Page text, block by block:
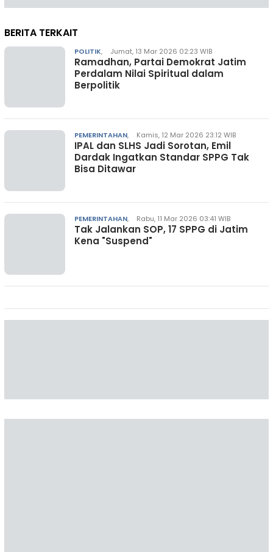
BERITA TERKAIT
POLITIK, Jumat, 13 Mar 2026 02:23 WIB
Ramadhan, Partai Demokrat Jatim
Perdalam Nilai Spiritual dalam
Berpolitik
PEMERINTAHAN, Kamis, 12 Mar 2026 23:12 WIB
IPAL dan SLHS Jadi Sorotan, Emil
Dardak Ingatkan Standar SPPG Tak
Bisa Ditawar
PEMERINTAHAN, Rabu, 11 Mar 2026 03:41 WIB
Tak Jalankan SOP, 17 SPPG di Jatim
Kena "Suspend"